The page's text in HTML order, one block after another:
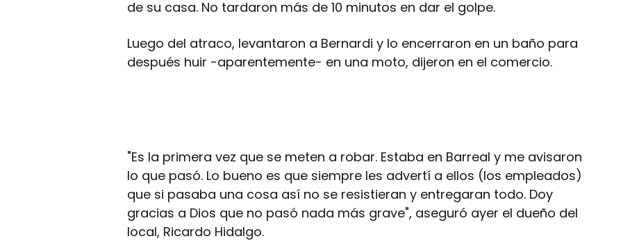
de su casa. No tardaron más de 10 minutos en dar el golpe.
Luego del atraco, levantaron a Bernardi y lo encerraron en un baño para
después huir -aparentemente- en una moto, dijeron en el comercio.
"Es la primera vez que se meten a robar. Estaba en Barreal y me avisaron
lo que pasó. Lo bueno es que siempre les advertí a ellos (los empleados)
que si pasaba una cosa así no se resistieran y entregaran todo. Doy
gracias a Dios que no pasó nada más grave", aseguró ayer el dueño del
local, Ricardo Hidalgo.